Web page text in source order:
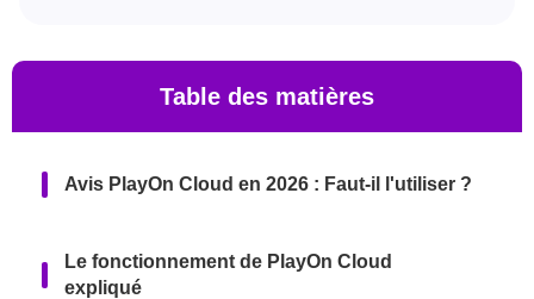
Table des matières
Avis PlayOn Cloud en 2026 : Faut-il l'utiliser ?
Le fonctionnement de PlayOn Cloud
expliqué